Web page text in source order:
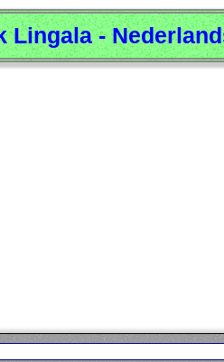
Lingala -